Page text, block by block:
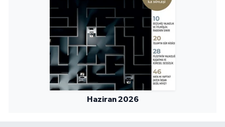
Haziran 2026
Tekirdağ Müftülüğü
Tokat Müftülüğü
Trabzon Müftülüğü
Tunceli Müftülüğü